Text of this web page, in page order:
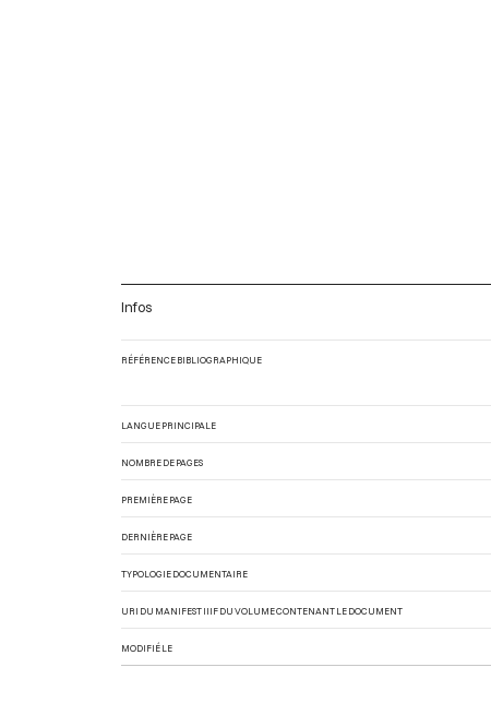
Infos
RÉFÉRENCE BIBLIOGRAPHIQUE
LANGUE PRINCIPALE
NOMBRE DE PAGES
PREMIÈRE PAGE
DERNIÈRE PAGE
TYPOLOGIE DOCUMENTAIRE
URI DU MANIFEST IIIF DU VOLUME CONTENANT LE DOCUMENT
MODIFIÉ LE